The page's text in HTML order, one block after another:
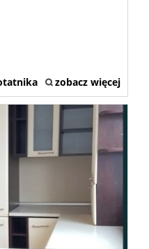
zobacz więcej